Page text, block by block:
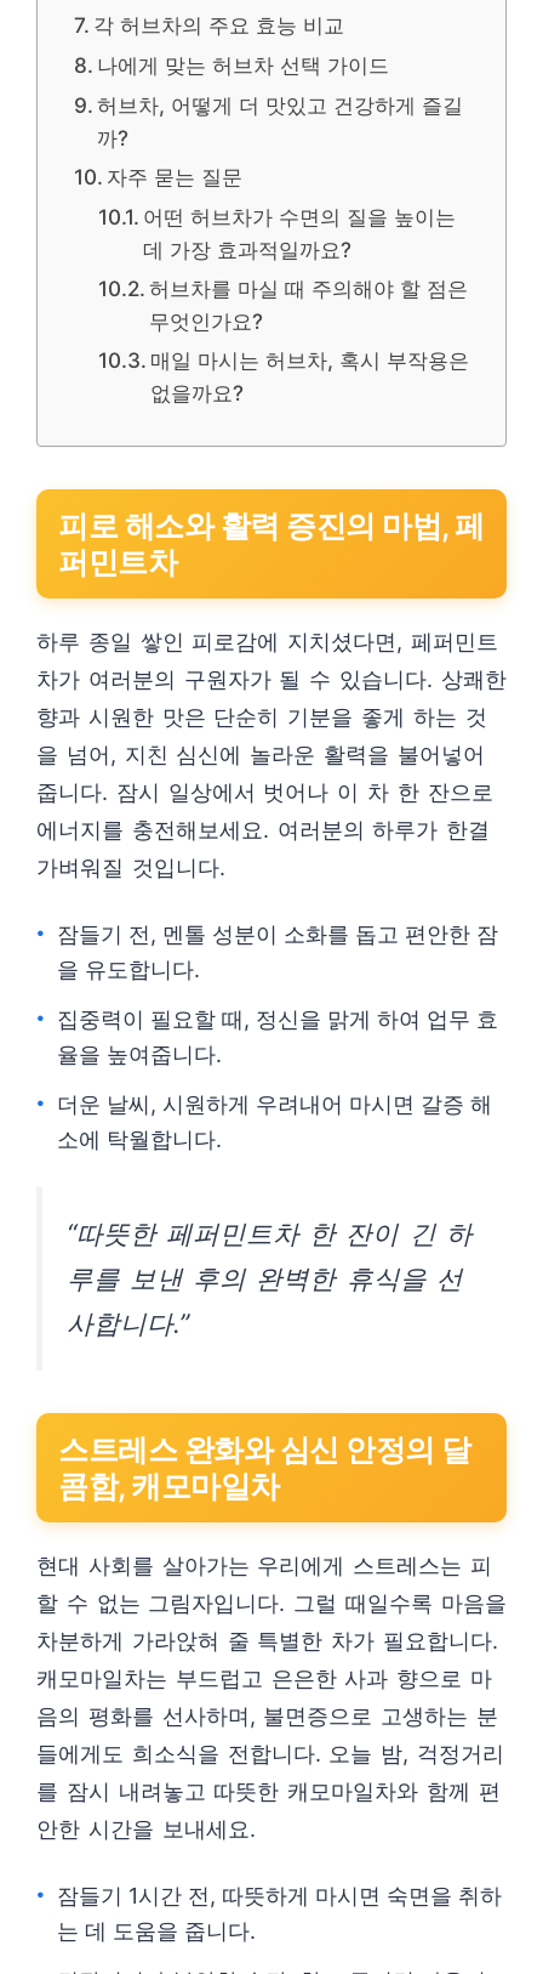
각 허브차의 주요 효능 비교
나에게 맞는 허브차 선택 가이드
허브차, 어떻게 더 맛있고 건강하게 즐길
까?
자주 묻는 질문
어떤 허브차가 수면의 질을 높이는
데 가장 효과적일까요?
허브차를 마실 때 주의해야 할 점은
무엇인가요?
매일 마시는 허브차, 혹시 부작용은
없을까요?
피로 해소와 활력 증진의 마법, 페
퍼민트차
하루 종일 쌓인 피로감에 지치셨다면, 페퍼민트
차가 여러분의 구원자가 될 수 있습니다. 상쾌한
향과 시원한 맛은 단순히 기분을 좋게 하는 것
을 넘어, 지친 심신에 놀라운 활력을 불어넣어
줍니다. 잠시 일상에서 벗어나 이 차 한 잔으로
에너지를 충전해보세요. 여러분의 하루가 한결
가벼워질 것입니다.
잠들기 전, 멘톨 성분이 소화를 돕고 편안한 잠
을 유도합니다.
집중력이 필요할 때, 정신을 맑게 하여 업무 효
율을 높여줍니다.
더운 날씨, 시원하게 우려내어 마시면 갈증 해
소에 탁월합니다.
“따뜻한 페퍼민트차 한 잔이 긴 하
루를 보낸 후의 완벽한 휴식을 선
사합니다.”
스트레스 완화와 심신 안정의 달
콤함, 캐모마일차
현대 사회를 살아가는 우리에게 스트레스는 피
할 수 없는 그림자입니다. 그럴 때일수록 마음을
차분하게 가라앉혀 줄 특별한 차가 필요합니다.
캐모마일차는 부드럽고 은은한 사과 향으로 마
음의 평화를 선사하며, 불면증으로 고생하는 분
들에게도 희소식을 전합니다. 오늘 밤, 걱정거리
를 잠시 내려놓고 따뜻한 캐모마일차와 함께 편
안한 시간을 보내세요.
잠들기 1시간 전, 따뜻하게 마시면 숙면을 취하
는 데 도움을 줍니다.